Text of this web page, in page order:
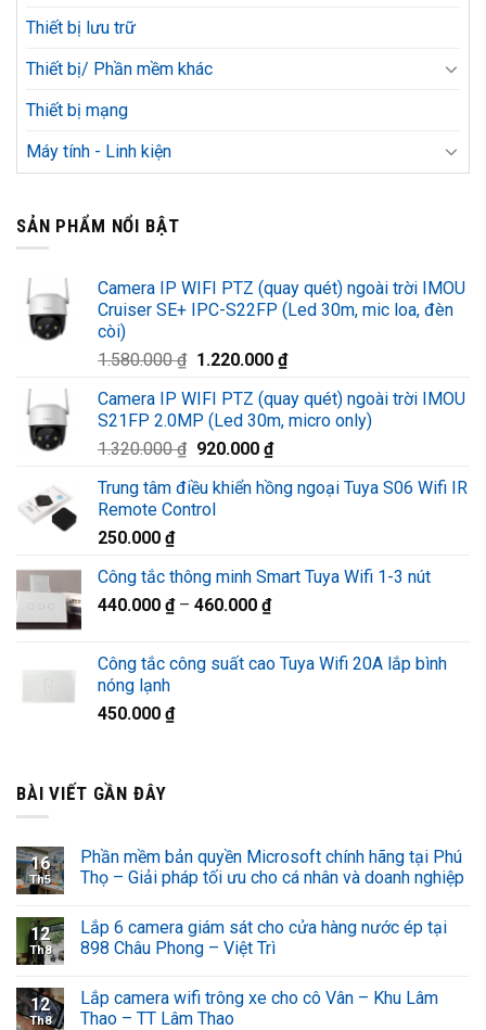
Thiết bị lưu trữ
Thiết bị/ Phần mềm khác
Thiết bị mạng
Máy tính - Linh kiện
SẢN PHẨM NỔI BẬT
Camera IP WIFI PTZ (quay quét) ngoài trời IMOU
Cruiser SE+ IPC-S22FP (Led 30m, mic loa, đèn
còi)
1.580.000₫ Giá
là:
1.580.000 ₫.
1.220.000 ₫Giá
tại
là:
Camera IP WIFI PTZ (quay quét) ngoài trời IMOU
S21FP 2.0MP (Led 30m, micro only)
1.320.000₫ Giá
là:
1.320.000 ₫.
920.000 ₫Giá
tại
Trung tâm điều khiển hồng ngoại Tuya S06 Wifi IR
Remote Control
250.000 ₫
Công tắc thông minh Smart Tuya Wifi 1-3 nút
440.000 ₫– 460.000 ₫
Công tắc công suất cao Tuya Wifi 20A lắp bình
nóng lạnh
450.000 ₫
BÀI VIẾT GẦN ĐÂY
16
Th5
Phần mềm bản quyền Microsoft chính hãng tại Phú
Thọ – Giải pháp tối ưu cho cá nhân và doanh nghiệp
12
Th8
Lắp 6 camera giám sát cho cửa hàng nước ép tại
898 Châu Phong – Việt Trì
12
Th8
Lắp camera wifi trông xe cho cô Vân – Khu Lâm
Thao – TT Lâm Thao